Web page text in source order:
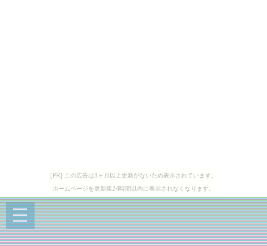
[PR] この広告は3ヶ月以上更新がないため表示されています。
ホームページを更新後24時間以内に表示されなくなります。